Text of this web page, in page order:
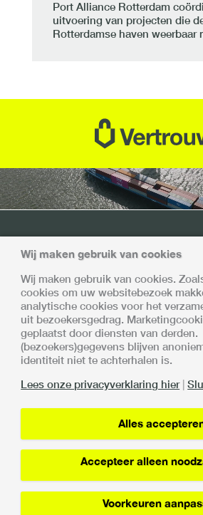
Port Alliance Rotterdam
uitvoering van projecten die
Rotterdamse haven weerbaar
Samen sterk
Met alle deelnemers is afgesproken dat
opschaling van de Vertrouwensketen
gecontroleerd plaatsvindt.
De Vertrouwensketen is een
Wij maken gebruik van cookies
Wij maken gebruik van cookies.
cookies om uw websitebezoek
analytische cookies voor het
uit bezoekersgedrag.
geplaatst door diensten van derden.
(bezoekers)gegevens blijven
identiteit niet te achterhalen is.
Lees onze privacyverklaring hier
|
Alles
Accepteer alleen
Voorkeuren